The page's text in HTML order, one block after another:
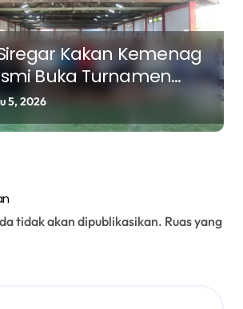
Kakan Kemenag
Buka Turnamen
Pererat Silaturahmi
5, 2026
tidak akan dipublikasikan. Ruas yang